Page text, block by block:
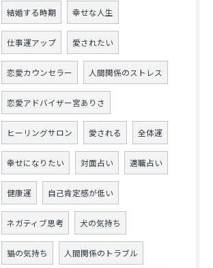
結婚する時期 幸せな人生
仕事運アップ 愛されたい
恋愛カウンセラー 人間関係のストレス
恋愛アドバイザー宮ありさ
ヒーリングサロン 愛される 全体運
幸せになりたい 対面占い 適職占い
健康運 自己肯定感が低い
ネガティブ思考 犬の気持ち
猫の気持ち 人間関係のトラブル